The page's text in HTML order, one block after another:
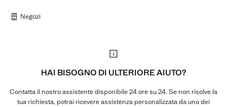
Negozi
HAI BISOGNO DI ULTERIORE AIUTO?
Contatta il nostro assistente disponibile 24 ore su 24. Se non risolve la
tua richiesta, potrai ricevere assistenza personalizzata da uno dei